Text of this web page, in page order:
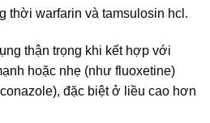
thời warfarin và tamsulosin hcl.
thận trọng khi kết hợp với
hoặc nhẹ (như fluoxetine)
đặc biệt ở liều cao hơn